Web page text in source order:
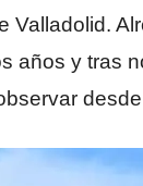
Valladolid.
años y tras